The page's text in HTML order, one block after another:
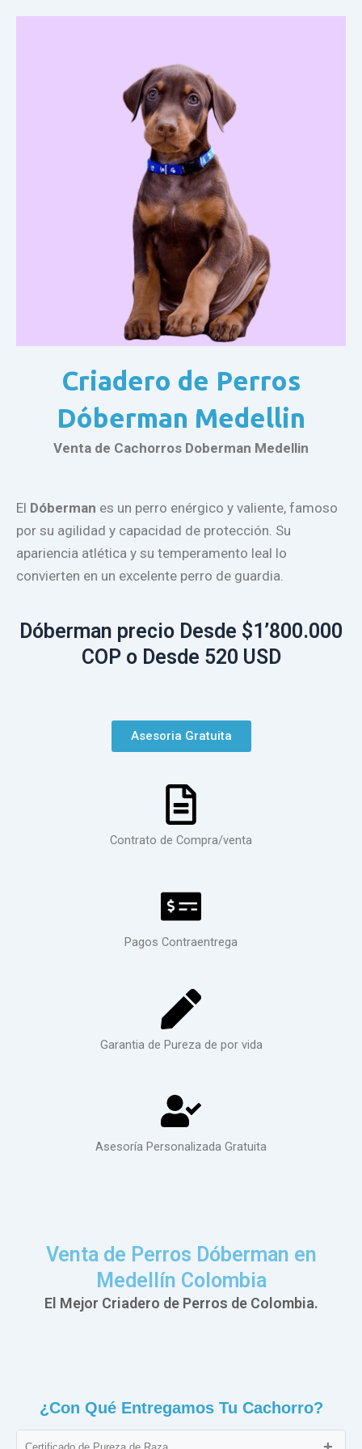
Criadero de Perros
Dóberman Medellin
Venta de Cachorros Doberman Medellin
El Dóberman es un perro enérgico y valiente, famoso
por su agilidad y capacidad de protección. Su
apariencia atlética y su temperamento leal lo
convierten en un excelente perro de guardia.
Dóberman precio Desde $1’800.000
COP o Desde 520 USD
Asesoria Gratuita
Contrato de Compra/venta
Pagos Contraentrega
Garantia de Pureza de por vida
Asesoría Personalizada Gratuita
Venta de Perros Dóberman en
Medellín Colombia
El Mejor Criadero de Perros de Colombia.
¿Con Qué Entregamos Tu Cachorro?